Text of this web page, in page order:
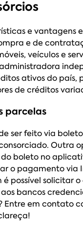
e vantagens
e de
veículos e
ativos do país,
de créditos
parcelas
ser feito via
Outra
boleto no
o pagamento via
é possível solicitar
bancos
em contato